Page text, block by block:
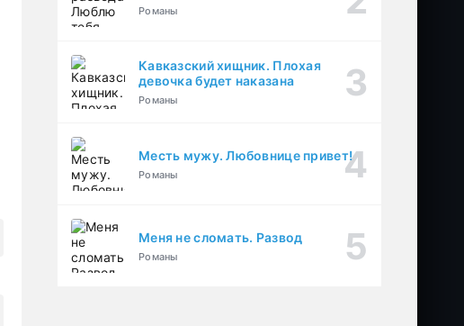
Романы
Кавказский хищник. Плохая
девочка будет наказана
Романы
Месть мужу. Любовнице привет!
Романы
Меня не сломать. Развод
Романы